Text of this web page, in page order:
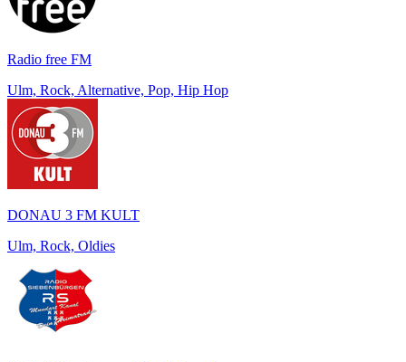
Radio free FM
Ulm, Rock, Alternative, Pop, Hip Hop
DONAU 3 FM KULT
Ulm, Rock, Oldies